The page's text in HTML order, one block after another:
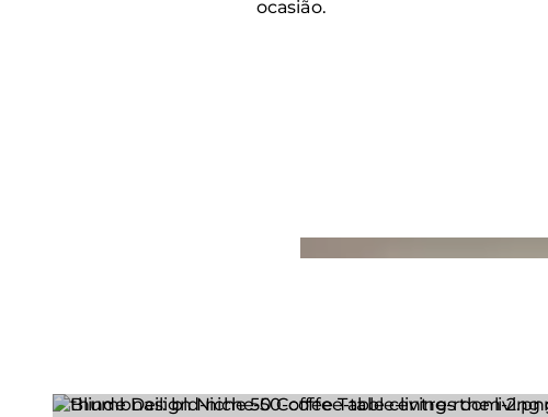
ocasião.
Loading image...